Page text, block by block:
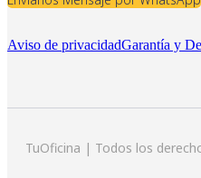
Aviso de privacidadGarantía y
TuOficina | Todos los